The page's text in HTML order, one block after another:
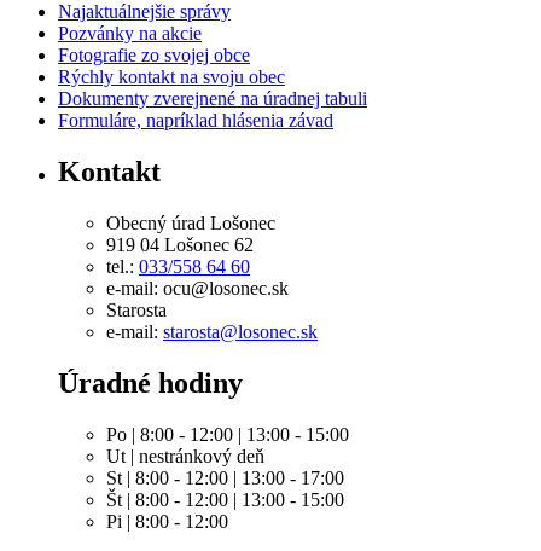
Najaktuálnejšie správy
Pozvánky na akcie
Fotografie zo svojej obce
Rýchly kontakt na svoju obec
Dokumenty zverejnené na úradnej tabuli
Formuláre, napríklad hlásenia závad
Kontakt
Obecný úrad Lošonec
919 04 Lošonec 62
tel.: 033/558 64 60
e-mail: ocu@losonec.sk
Starosta
e-mail: starosta@losonec.sk
Úradné hodiny
Po | 8:00 - 12:00 | 13:00 - 15:00
Ut | nestránkový deň
St | 8:00 - 12:00 | 13:00 - 17:00
Št | 8:00 - 12:00 | 13:00 - 15:00
Pi | 8:00 - 12:00